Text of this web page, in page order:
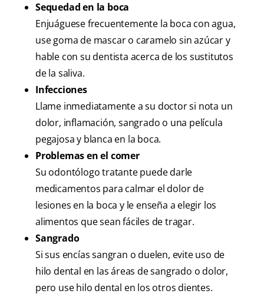
Sequedad en la boca
Enjuáguese frecuentemente la boca con agua,
use goma de mascar o caramelo sin azúcar y
hable con su dentista acerca de los sustitutos
de la saliva.
Infecciones
Llame inmediatamente a su doctor si nota un
dolor, inflamación, sangrado o una película
pegajosa y blanca en la boca.
Problemas en el comer
Su odontólogo tratante puede darle
medicamentos para calmar el dolor de
lesiones en la boca y le enseña a elegir los
alimentos que sean fáciles de tragar.
Sangrado
Si sus encías sangran o duelen, evite uso de
hilo dental en las áreas de sangrado o dolor,
pero use hilo dental en los otros dientes.